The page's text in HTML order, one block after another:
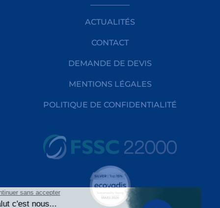
ACTUALITÉS
CONTACT
DEMANDE DE DEVIS
MENTIONS LÉGALES
POLITIQUE DE CONFIDENTIALITÉ